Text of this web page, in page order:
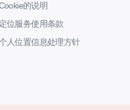
的说明
定位服务使用条款
人位置信息处理方针